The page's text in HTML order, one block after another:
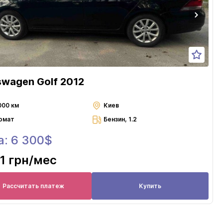
Golf 2012
км
Киев
Бензин, 1.2
6 300$
грн/мес
Рассчитать платеж Купить